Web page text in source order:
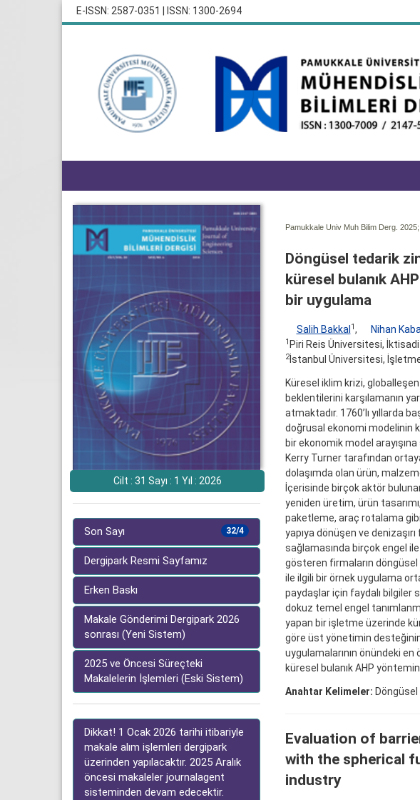
E-ISSN: 2587-0351 | ISSN: 1300-2694
Cilt : 31 Sayı : 1 Yıl : 2026
32/4
Son Sayı
Dergipark Resmi Sayfamız
Erken Baskı
Makale Gönderimi Dergipark 2026
sonrası (Yeni Sistem)
2025 ve Öncesi Süreçteki
Makalelerin İşlemleri (Eski Sistem)
Dikkat! 1 Ocak 2026 tarihi itibariyle
makale alım işlemleri dergipark
üzerinden yapılacaktır. 2025 Aralık
öncesi makaleler journalagent
sisteminden devam edecektir.
Pamukkale Univ Muh Bilim Derg.
Döngüsel tedarik
küresel bulanık
bir uygulama
Salih Bakkal 1 , Nihan
1 Piri Reis Üniversitesi,
2İstanbul Üniversitesi,
Küresel iklim krizi,
beklentilerini karşılamanın
atmaktadır. 1760’lı yıllarda
doğrusal ekonomi modelinin
bir ekonomik model
Kerry Turner tarafından
dolaşımda olan ürün,
İçerisinde birçok aktör
yeniden üretim, ürün
paketleme, araç rotalama
yapıya dönüşen ve
sağlamasında birçok engel ile
gösteren firmaların
ile ilgili bir örnek uygulama
paydaşlar için faydalı bilgiler
dokuz temel engel
yapan bir işletme üzerinde
göre üst yönetimin desteğinin
uygulamalarının önündeki
küresel bulanık AHP
Anahtar Kelimeler: Döngüsel
Evaluation of
with the spherical
industry